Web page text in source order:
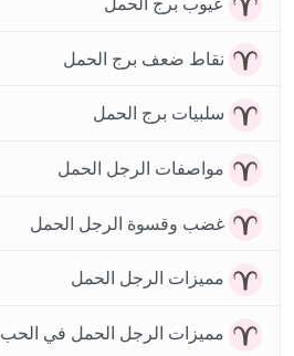
نقاط ضعف برج الحمل
سلبيات برج الحمل
مواصفات الرجل الحمل
غضب وقسوة الرجل الحمل
مميزات الرجل الحمل
مميزات الرجل الحمل في الحب